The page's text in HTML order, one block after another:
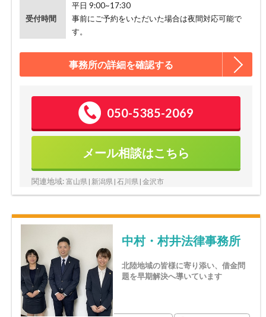
受付時間
平日 9:00~17:30
事前にご予約をいただいた場合は夜間対応可能で
す。
事務所の詳細を確認する
050-5385-2069
メール相談はこちら
関連地域: 富山県 | 新潟県 | 石川県 | 金沢市
中村・村井法律事務所
北陸地域の皆様に寄り添い、借金問
題を早期解決へ導いています